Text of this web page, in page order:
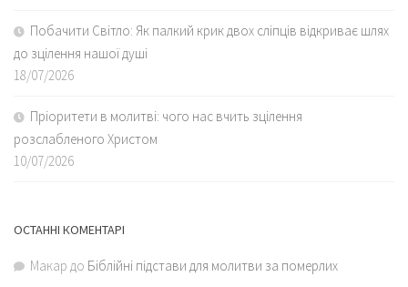
Побачити Світло: Як палкий крик двох сліпців відкриває шлях
до зцілення нашої душі
18/07/2026
Пріоритети в молитві: чого нас вчить зцілення
розслабленого Христом
10/07/2026
ОСТАННІ КОМЕНТАРІ
Макар до Біблійні підстави для молитви за померлих